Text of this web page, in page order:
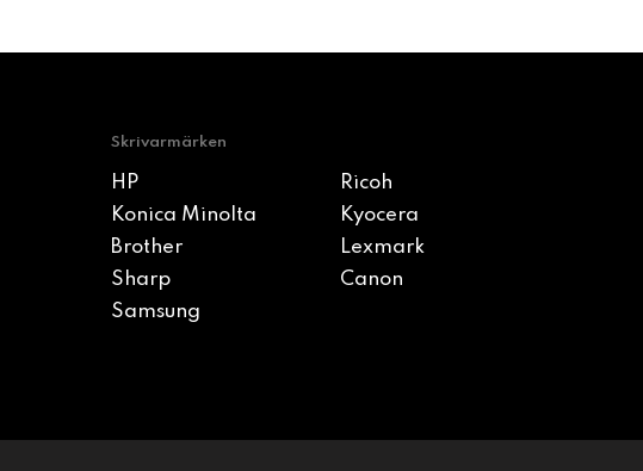
Skrivarmärken
HP
Ricoh
Konica Minolta
Kyocera
Brother
Lexmark
Sharp
Canon
Samsung